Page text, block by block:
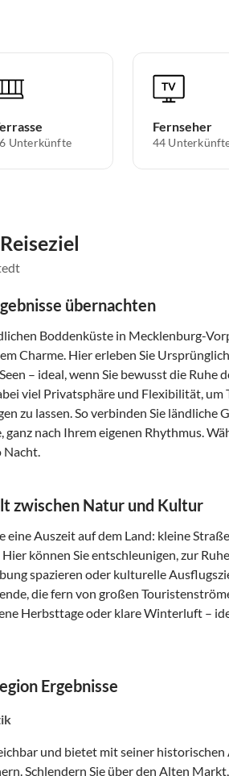
Unterkünfte
Fernseher
44
übernachten
Boddenküste in Mecklenburg-
Charme. Hier erleben Sie
– ideal, wenn Sie bewusst die Ruhe
viel Privatsphäre und Flexibilität, um
zu lassen. So verbinden Sie ländliche
nach Ihrem eigenen Rhythmus.
zwischen Natur und Kultur
eine Auszeit auf dem Land: kleine
können Sie entschleunigen, zur
spazieren oder kulturelle
die fern von großen
Herbsttage oder klare Winterluft –
Ergebnisse
und bietet mit seiner
Schlendern Sie über den Alten